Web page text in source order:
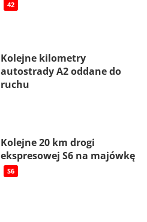
42
Kolejne kilometry
autostrady A2 oddane do
ruchu
Kolejne 20 km drogi
ekspresowej S6 na majówkę
S6